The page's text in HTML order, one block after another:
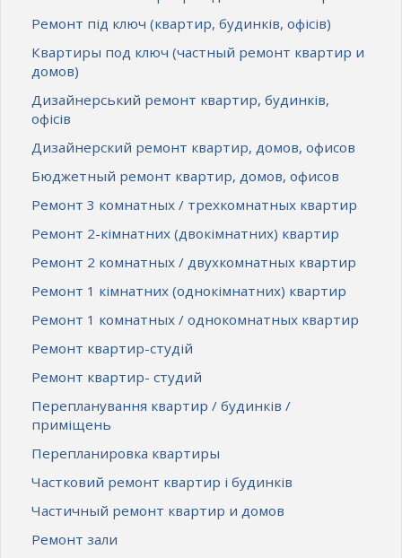
Ремонт під ключ (квартир, будинків, офісів)
Квартиры под ключ (частный ремонт квартир и
домов)
Дизайнерський ремонт квартир, будинків,
офісів
Дизайнерский ремонт квартир, домов, офисов
Бюджетный ремонт квартир, домов, офисов
Ремонт 3 комнатных / трехкомнатных квартир
Ремонт 2-кімнатних (двокімнатних) квартир
Ремонт 2 комнатных / двухкомнатных квартир
Ремонт 1 кімнатних (однокімнатних) квартир
Ремонт 1 комнатных / однокомнатных квартир
Ремонт квартир-студій
Ремонт квартир- студий
Перепланування квартир / будинків /
приміщень
Перепланировка квартиры
Частковий ремонт квартир і будинків
Частичный ремонт квартир и домов
Ремонт зали